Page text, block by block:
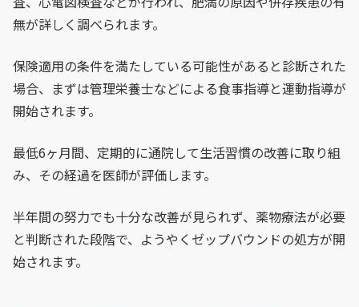
無が詳しく調べられます。
保険適用の条件を満たしている可能性があると診断された
場合、まずは管理栄養士などによる食事指導と運動指導が
開始されます。
最低6ヶ月間、定期的に通院して生活習慣の改善に取り組
み、その経過を医師が評価します。
半年間の努力でも十分な改善が見られず、薬物療法が必要
と判断された段階で、ようやくゼップバウンドの処方が開
始されます。